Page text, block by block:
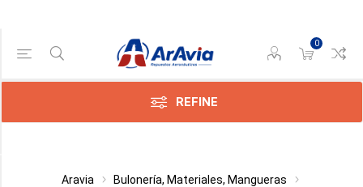
0
REFINE
Aravia
Bulonería, Materiales, Mangueras
Gama de precios
Min:$0.00
Categoría